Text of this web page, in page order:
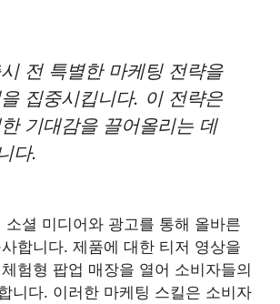
전 특별한 마케팅 전략을
집중시킵니다. 이 전략은
기대감을 끌어올리는 데
다.
소셜 미디어와 광고를 통해 올바른
합니다. 제품에 대한 티저 영상을
험형 팝업 매장을 열어 소비자들의
니다. 이러한 마케팅 스킬은 소비자